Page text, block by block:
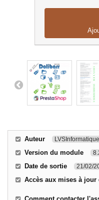
Auteur LVSInformatique
Version du module
Date de sortie 21/02/
Accès aux mises à jour